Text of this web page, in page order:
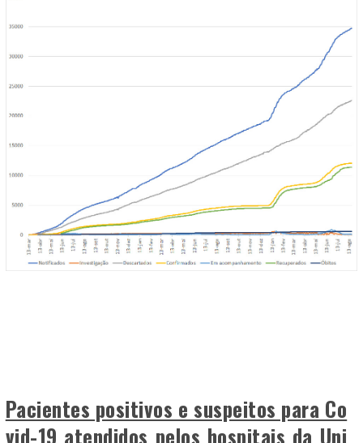
Pacientes positivos e suspeitos para Co
vid-19 atendidos pelos hospitais da Uni